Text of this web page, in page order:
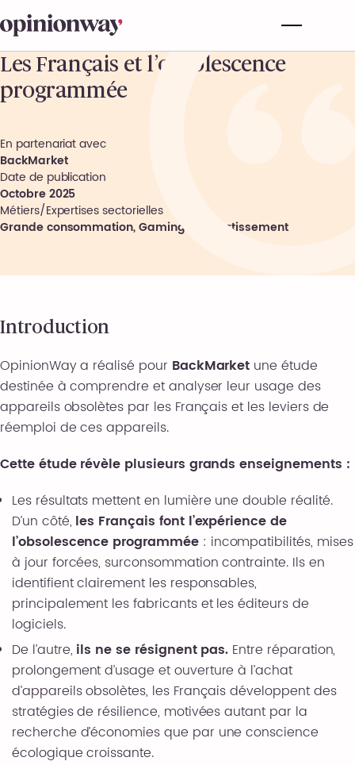
Les Français et l’obsolescence
programmée
En partenariat avec
BackMarket
Date de publication
Octobre 2025
Métiers/Expertises sectorielles
Grande consommation,Gaming et Divertissement
Introduction
OpinionWay a réalisé pour BackMarket une étude
destinée à comprendre et analyser leur usage des
appareils obsolètes par les Français et les leviers de
réemploi de ces appareils.
Cette étude révèle plusieurs grands enseignements :
Les résultats mettent en lumière une double réalité.
D’un côté, les Français font l’expérience de
l’obsolescence programmée: incompatibilités, mises
à jour forcées, surconsommation contrainte. Ils en
identifient clairement les responsables,
principalement les fabricants et les éditeurs de
logiciels.
De l’autre, ils ne se résignent pas. Entre réparation,
prolongement d’usage et ouverture à l’achat
d’appareils obsolètes, les Français développent des
stratégies de résilience, motivées autant par la
recherche d’économies que par une conscience
écologique croissante.